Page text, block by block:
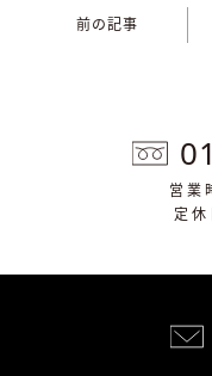
前の記事
営
定